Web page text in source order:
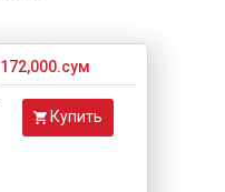
172,000.сум
Купить